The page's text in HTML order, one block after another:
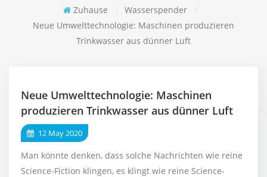
Zuhause / Wasserspender
/
Neue Umwelttechnologie: Maschinen produzieren
Trinkwasser aus dünner Luft
Neue Umwelttechnologie: Maschinen
produzieren Trinkwasser aus dünner Luft
12 May 2020
Man könnte denken, dass solche Nachrichten wie reine
Science-Fiction klingen, es klingt wie reine Science-